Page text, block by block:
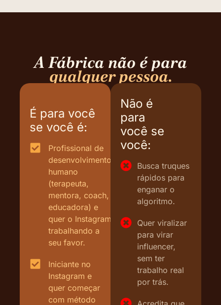
A Fábrica não é para
qualquer pessoa.
É para você
se você é:
Profissional de
desenvolvimento
humano
(terapeuta,
mentora, coach,
educadora) e
quer o Instagram
trabalhando a
seu favor.
Iniciante no
Instagram e
quer começar
com método
Não é
para
você se
você:
Busca truques
rápidos para
enganar o
algoritmo.
Quer viralizar
para virar
influencer,
sem ter
trabalho real
por trás.